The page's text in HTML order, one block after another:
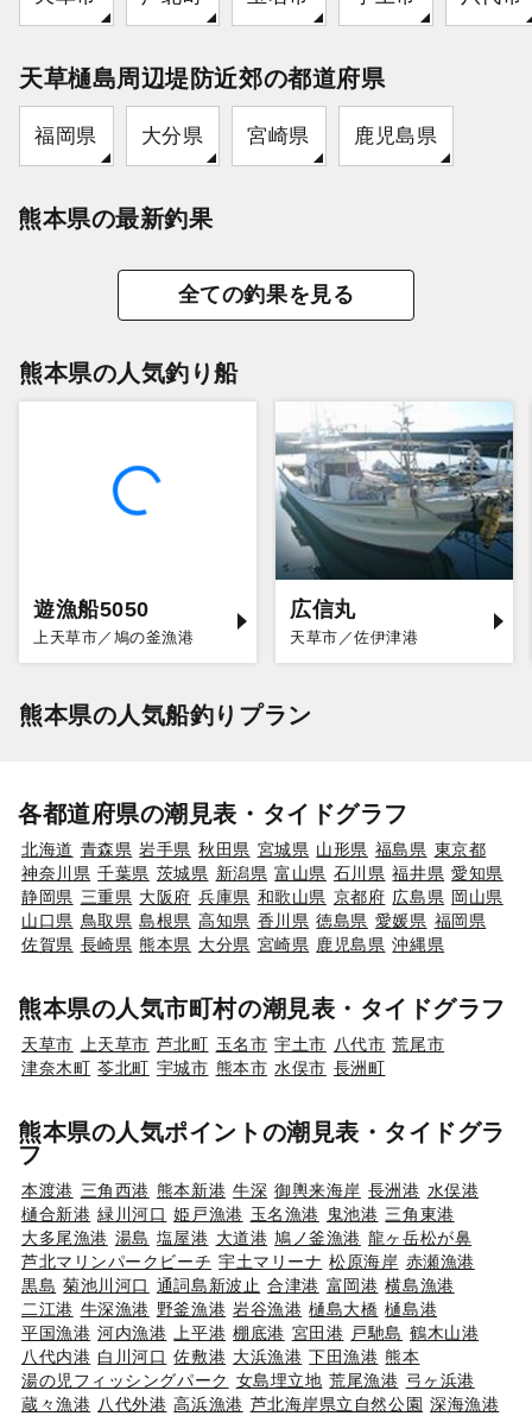
天草樋島周辺堤防近郊の都道府県
福岡県 大分県 宮崎県 鹿児島県
熊本県の最新釣果
全ての釣果を見る
熊本県の人気釣り船
遊漁船5050
上天草市／鳩の釜漁港
広信丸
天草市／佐伊津港
熊本県の人気船釣りプラン
各都道府県の潮見表・タイドグラフ
北海道 青森県 岩手県 秋田県 宮城県 山形県 福島県 東京都
神奈川県 千葉県 茨城県 新潟県 富山県 石川県 福井県 愛知県
静岡県 三重県 大阪府 兵庫県 和歌山県 京都府 広島県 岡山県
山口県 鳥取県 島根県 高知県 香川県 徳島県 愛媛県 福岡県
佐賀県 長崎県 熊本県 大分県 宮崎県 鹿児島県 沖縄県
熊本県の人気市町村の潮見表・タイドグラフ
天草市 上天草市 芦北町 玉名市 宇土市 八代市 荒尾市
津奈木町 苓北町 宇城市 熊本市 水俣市 長洲町
熊本県の人気ポイントの潮見表・タイドグラ
フ
本渡港 三角西港 熊本新港 牛深 御輿来海岸 長洲港 水俣港
樋合新港 緑川河口 姫戸漁港 玉名漁港 鬼池港 三角東港
大多尾漁港 湯島 塩屋港 大道港 鳩ノ釜漁港 龍ヶ岳松が鼻
芦北マリンパークビーチ 宇土マリーナ 松原海岸 赤瀬漁港
黒島 菊池川河口 通詞島新波止 合津港 富岡港 横島漁港
二江港 牛深漁港 野釜漁港 岩谷漁港 樋島大橋 樋島港
平国漁港 河内漁港 上平港 棚底港 宮田港 戸馳島 鶴木山港
八代内港 白川河口 佐敷港 大浜漁港 下田漁港 熊本
湯の児フィッシングパーク 女島埋立地 荒尾漁港 弓ヶ浜港
蔵々漁港 八代外港 高浜漁港 芦北海岸県立自然公園 深海漁港